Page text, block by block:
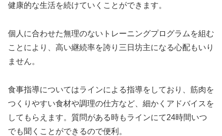
健康的な生活を続けていくことができます。
個人に合わせた無理のないトレーニングプログラムを組む
ことにより、高い継続率を誇り三日坊主になる心配もいり
ません。
食事指導についてはラインによる指導をしており、筋肉を
つくりやすい食材や調理の仕方など、細かくアドバイスを
してもらえます。質問がある時もラインにて24時間いつ
でも聞くことができるので便利。